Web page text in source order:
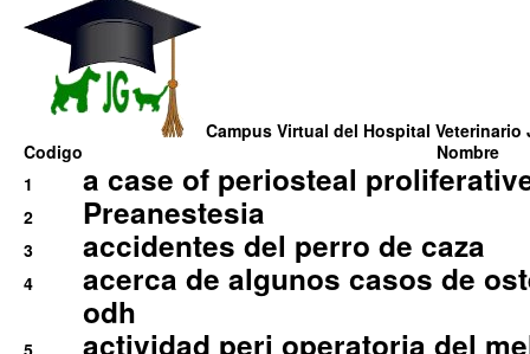
Campus Virtual del Hospital Veterinario
Codigo
Nombre
1
a case of periosteal
2 Preanestesia
3 accidentes del perro de caza
4
acerca de algunos casos de
odh
actividad peri operatoria del